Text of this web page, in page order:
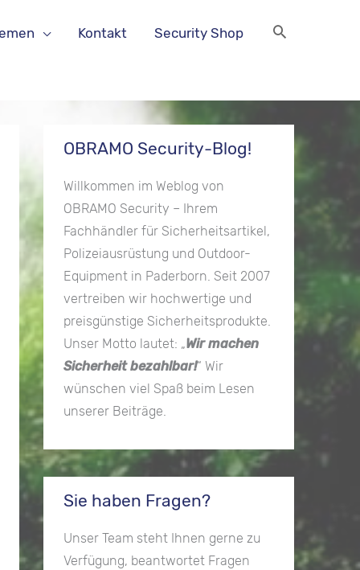
Kontakt Security Shop
OBRAMO Security-Blog!
Willkommen im Weblog von
OBRAMO Security – Ihrem
Fachhändler für Sicherheitsartikel,
Polizeiausrüstung und Outdoor-
Equipment in Paderborn. Seit 2007
vertreiben wir hochwertige und
preisgünstige Sicherheitsprodukte.
Unser Motto lautet: „Wir machen
Sicherheit bezahlbar!“ Wir
wünschen viel Spaß beim Lesen
unserer Beiträge.
Sie haben Fragen?
Unser Team steht Ihnen gerne zu
Verfügung, beantwortet Fragen